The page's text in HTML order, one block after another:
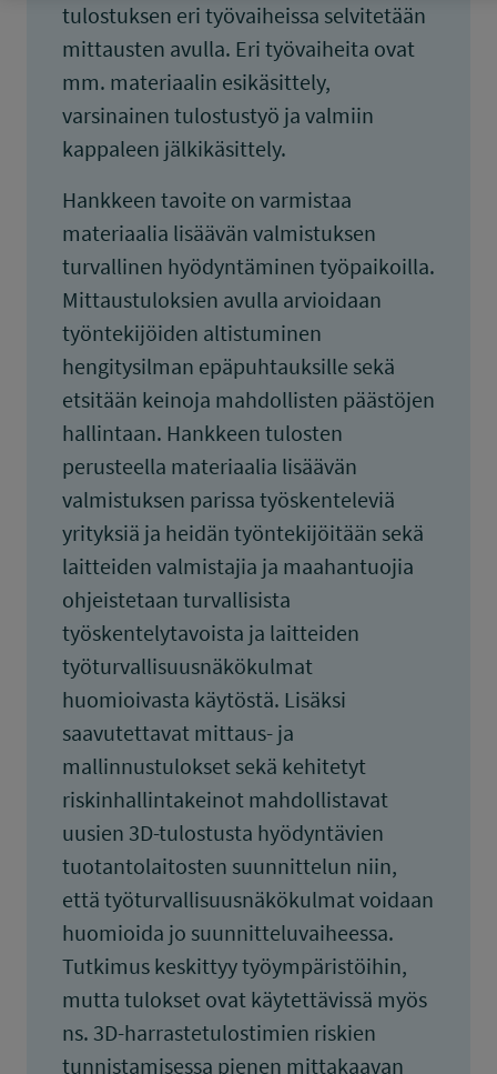
tulostuksen eri työvaiheissa selvitetään
mittausten avulla. Eri työvaiheita ovat
mm. materiaalin esikäsittely,
varsinainen tulostustyö ja valmiin
kappaleen jälkikäsittely.
Hankkeen tavoite on varmistaa
materiaalia lisäävän valmistuksen
turvallinen hyödyntäminen työpaikoilla.
Mittaustuloksien avulla arvioidaan
työntekijöiden altistuminen
hengitysilman epäpuhtauksille sekä
etsitään keinoja mahdollisten päästöjen
hallintaan. Hankkeen tulosten
perusteella materiaalia lisäävän
valmistuksen parissa työskenteleviä
yrityksiä ja heidän työntekijöitään sekä
laitteiden valmistajia ja maahantuojia
ohjeistetaan turvallisista
työskentelytavoista ja laitteiden
työturvallisuusnäkökulmat
huomioivasta käytöstä. Lisäksi
saavutettavat mittaus- ja
mallinnustulokset sekä kehitetyt
riskinhallintakeinot mahdollistavat
uusien 3D-tulostusta hyödyntävien
tuotantolaitosten suunnittelun niin,
että työturvallisuusnäkökulmat voidaan
huomioida jo suunnitteluvaiheessa.
Tutkimus keskittyy työympäristöihin,
mutta tulokset ovat käytettävissä myös
ns. 3D-harrastetulostimien riskien
tunnistamisessa pienen mittakaavan